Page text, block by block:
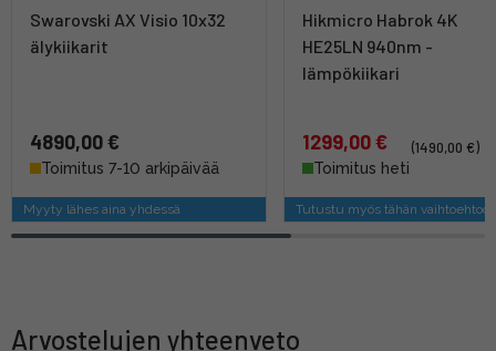
Swarovski AX Visio 10x32
älykiikarit
4890,00 €
Toimitus 7-10 arkipäivää
Myyty lähes aina yhdessä
Hikmicro Habrok 4K
HE25LN 940nm -
lämpökiikari
1299,00 €
(1490,00 €)
Toimitus heti
Tutustu myös tähän
Arvostelujen yhteenveto